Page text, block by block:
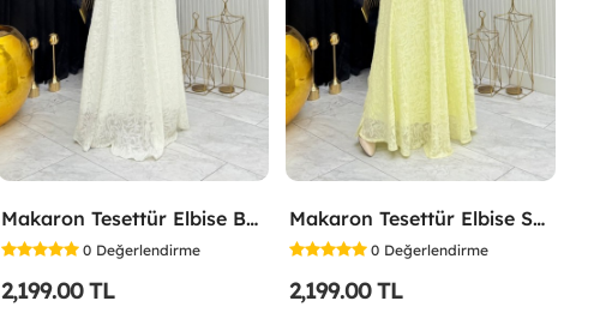
Makaron Tesettür Elbise Beyaz Beyaz
0 Değerlendirme
2,199.00 TL
Makaron Tesettür Elbise Sarı Sarı
0 Değerlendirme
2,199.00 TL